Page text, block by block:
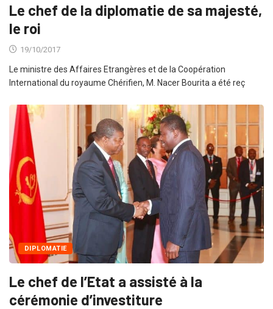
Le chef de la diplomatie de sa majesté,
le roi
19/10/2017
Le ministre des Affaires Etrangères et de la Coopération
International du royaume Chérifien, M. Nacer Bourita a été reç
DIPLOMATIE
Le chef de l’Etat a assisté à la
cérémonie d’investiture